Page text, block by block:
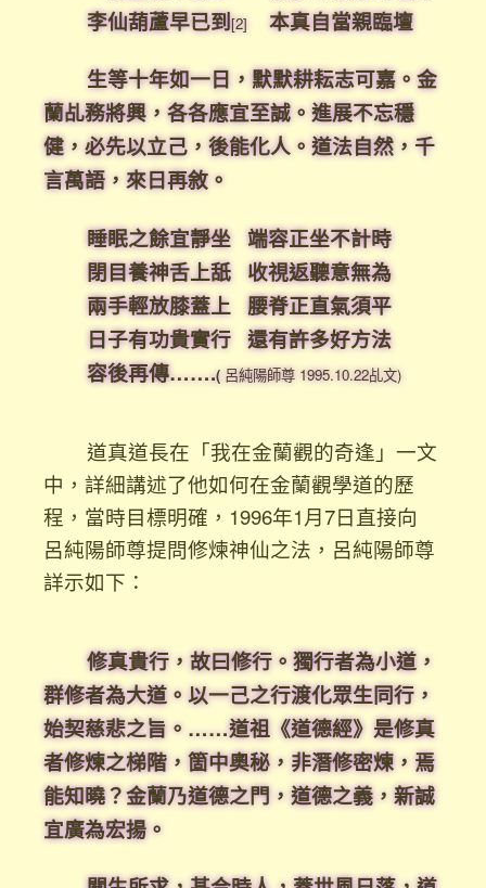
李仙葫蘆早已到[2]
本真自當親臨壇
生等十年如一日，默默耕耘志可嘉。金
蘭乩務將興，各各應宜至誠。進展不忘穩
健，必先以立己，後能化人。道法自然，千
言萬語，來日再敘。
睡眠之餘宜靜坐 端容正坐不計時
閉目養神舌上舐 收視返聽意無為
兩手輕放膝蓋上 腰脊正直氣須平
日子有功貴實行 還有許多好方法
容後再傳…….( 呂純陽師尊 1995.10.22乩文)
道真道長在「我在金蘭觀的奇逢」一文
中，詳細講述了他如何在金蘭觀學道的歷
程，當時目標明確，1996年1月7日直接向
呂純陽師尊提問修煉神仙之法，呂純陽師尊
詳示如下：
修真貴行，故曰修行。獨行者為小道，
群修者為大道。以一己之行渡化眾生同行，
始契慈悲之旨。……道祖《道德經》是修真
者修煉之梯階，箇中奧秘，非潛修密煉，焉
能知曉？金蘭乃道德之門，道德之義，新誠
宜廣為宏揚。